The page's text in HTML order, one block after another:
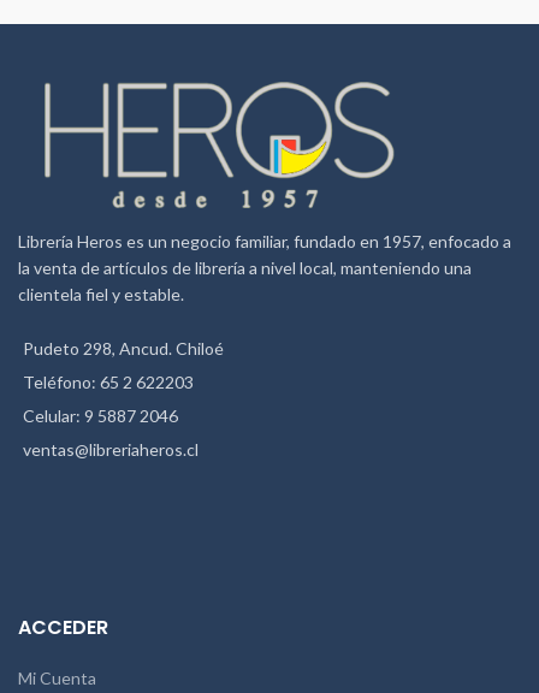
Librería Heros es un negocio familiar, fundado en 1957, enfocado a
la venta de artículos de librería a nivel local, manteniendo una
clientela fiel y estable.
Pudeto 298, Ancud. Chiloé
Teléfono: 65 2 622203
Celular: 9 5887 2046
ventas@libreriaheros.cl
ACCEDER
Mi Cuenta